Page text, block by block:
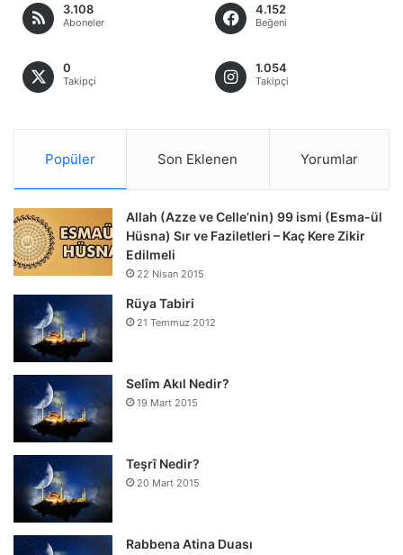
3.108
Aboneler
4.152
Beğeni
0
Takipçi
1.054
Takipçi
Popüler Son Eklenen Yorumlar
Allah (Azze ve Celle’nin) 99 ismi (Esma-ül
Hüsna) Sır ve Faziletleri – Kaç Kere Zikir
Edilmeli
22 Nisan 2015
Rüya Tabiri
21 Temmuz 2012
Selîm Akıl Nedir?
19 Mart 2015
Teşrî Nedir?
20 Mart 2015
Rabbena Atina Duası